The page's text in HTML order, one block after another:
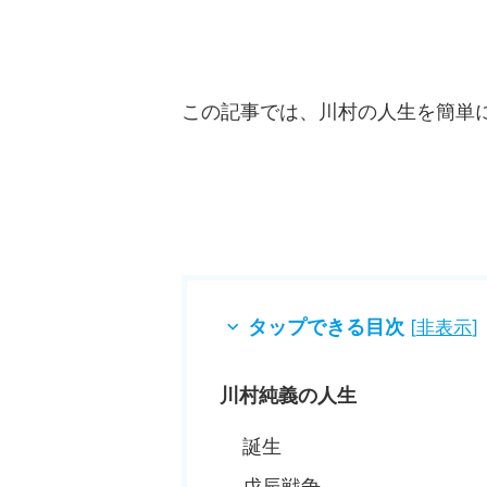
この記事では、川村の人生を簡単
タップできる目次 [非表示]
川村純義の人生
誕生